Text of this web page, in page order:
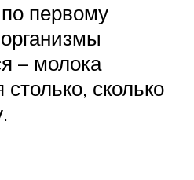
первому
– молока
сколько